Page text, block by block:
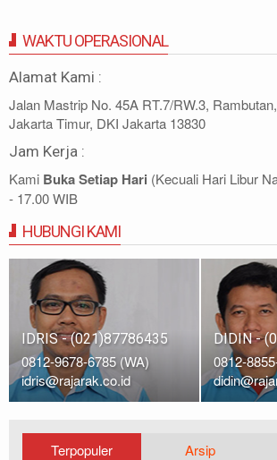
WAKTU OPERASIONAL
Alamat Kami :
Jalan Mastrip No. 45A RT.7/RW.3,
Jakarta Timur, DKI Jakarta 13830
Jam Kerja :
Kami Buka Setiap Hari (Kecuali Hari Libur
- 17.00 WIB
HUBUNGI KAMI
IDRIS - (021)87786435
0812-9678-6785 (WA)
idris@rajarak.co.id
DIDIN -
0812-
Terpopuler Arsip